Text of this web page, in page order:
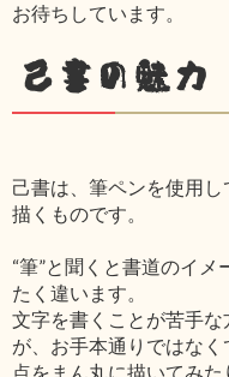
お待ちしています。
己書の魅力
己書は、筆ペンを使用
描くものです。
“筆”と聞くと書道のイ
たく違います。
文字を書くことが苦手
が、お手本通りではなく
点をまん丸に描いてみ